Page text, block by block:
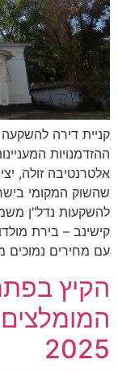
קניית דירה
ההזדמנויות
אלטרנטיבה זולה,
שהשוק המקומי
להשקעות נדל"ן
קישינב – בירת
עם מחירים נמוכים
הקיץ
2025